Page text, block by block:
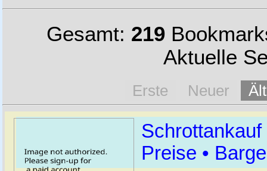
Gesamt: 219
Aktuelle
Erste Neuer
Schrottankauf
Preise •